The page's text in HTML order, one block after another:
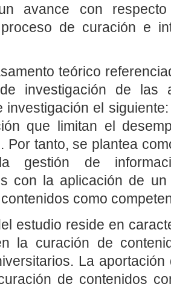
avance con
de curación e
teórico
investigación de las
investigación el
que limitan el
Por tanto, se plantea
gestión de
con la aplicación de
como
estudio reside en
la curación de
La
de contenidos